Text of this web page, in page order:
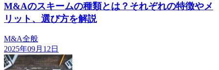
M&Aのスキームの種類とは？それぞれの特徴やメ
リット、選び方を解説
M&A全般
2025年09月12日